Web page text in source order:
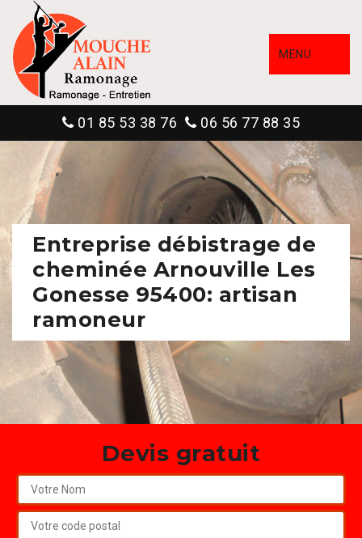
MENU
01 85 53 38 76 06 56 77 88 35
Entreprise débistrage de
cheminée Arnouville Les
Gonesse 95400: artisan
ramoneur
Devis gratuit